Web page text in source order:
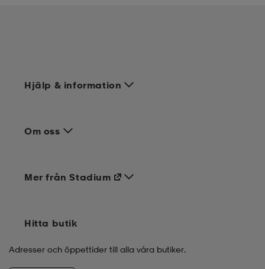
Hjälp & information
Om oss
Mer från Stadium
Hitta butik
Adresser och öppettider till alla våra butiker.